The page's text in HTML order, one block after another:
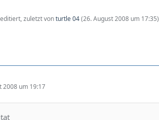
zuletzt vonturtle 04(26. August 2008 um 17:35)
2008 um 19:17